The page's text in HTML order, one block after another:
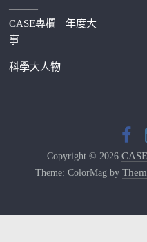
———
CASE專欄
年度大
事
科學大人物
Copyright © 2026
Theme: ColorMag by